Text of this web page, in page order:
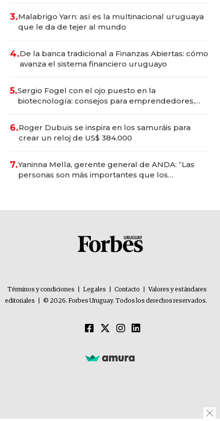
3.Malabrigo Yarn: así es la multinacional uruguaya
que le da de tejer al mundo
4.De la banca tradicional a Finanzas Abiertas: cómo
avanza el sistema financiero uruguayo
5.Sergio Fogel con el ojo puesto en la
biotecnología: consejos para emprendedores,
6.Roger Dubuis se inspira en los samuráis para
crear un reloj de US$ 384.000
7.Yaninna Mella, gerente general de ANDA: “Las
personas son más importantes que los
Términos y condiciones Legales Contacto
Valores y estándares
editoriales
© 2026. Forbes Uruguay. Todos los derechos reservados.